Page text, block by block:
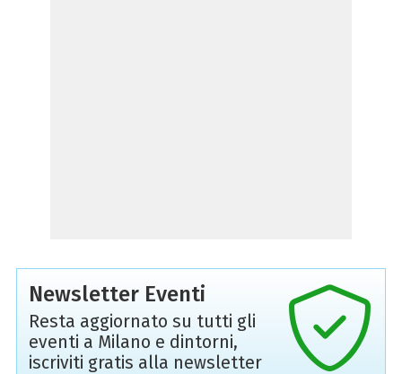
Newsletter Eventi
Resta aggiornato su tutti gli
eventi a Milano e dintorni,
iscriviti gratis alla newsletter